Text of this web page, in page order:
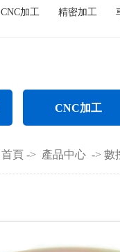
CNC加工 精密加工
CNC加工
CNC長軸加工
首頁 -> 產品中心 -> 數